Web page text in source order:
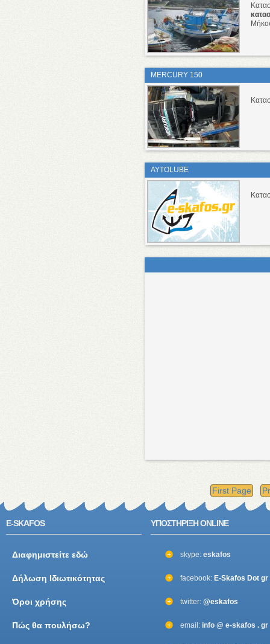
MERCURY 150
AYTOLUBE
First Page
E-SKAFOS
Διαφημιστείτε εδώ
Δήλωση Ιδιωτικότητας
Όροι χρήσης
Πώς θα πουλήσω?
ΥΠΟΣΤΗΡΙΞΗ ONLINE
skype: eskafos
facebook: E-Skafos Dot gr
twitter: @eskafos
email: info @ e-skafos . gr